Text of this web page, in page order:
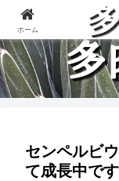
多肉
センペルビ
て成長中で
ホーム